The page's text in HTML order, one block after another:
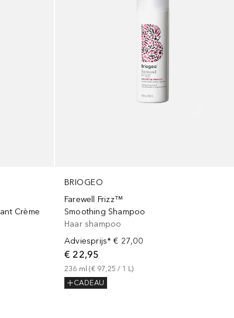
Crème
BRIOGEO
Farewell Frizz™
Smoothing Shampoo
Haar shampoo
Adviesprijs* € 27,00
€ 22,95
236 ml (€ 97,25 / 1 L)
CADEAU